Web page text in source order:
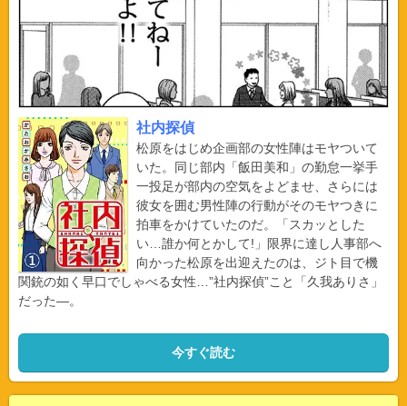
社内探偵
松原をはじめ企画部の女性陣はモヤついて
いた。同じ部内「飯田美和」の勤怠一挙手
一投足が部内の空気をよどませ、さらには
彼女を囲む男性陣の行動がそのモヤつきに
拍車をかけていたのだ。「スカッとした
い…誰か何とかして!」限界に達し人事部へ
向かった松原を出迎えたのは、ジト目で機
関銃の如く早口でしゃべる女性…”社内探偵”こと「久我ありさ」
だった―。
今すぐ読む